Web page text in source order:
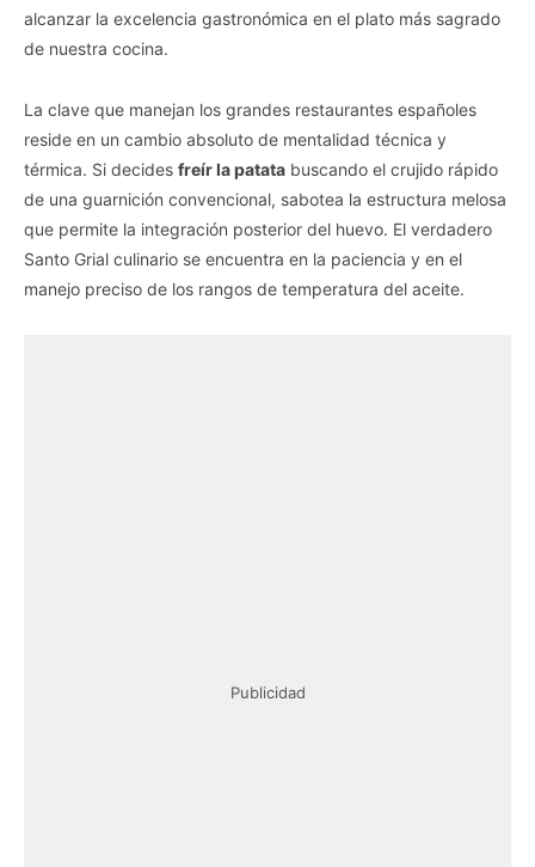
alcanzar la excelencia gastronómica en el plato más sagrado
de nuestra cocina.
La clave que manejan los grandes restaurantes españoles
reside en un cambio absoluto de mentalidad técnica y
térmica. Si decides freír la patata buscando el crujido rápido
de una guarnición convencional, sabotea la estructura melosa
que permite la integración posterior del huevo. El verdadero
Santo Grial culinario se encuentra en la paciencia y en el
manejo preciso de los rangos de temperatura del aceite.
Publicidad